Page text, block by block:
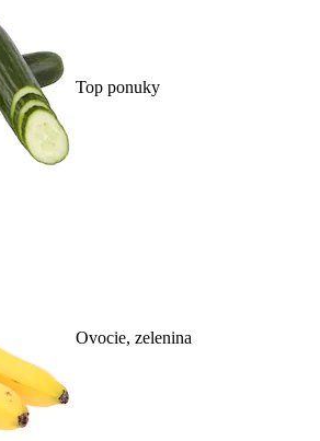
Top ponuky
Ovocie, zelenina